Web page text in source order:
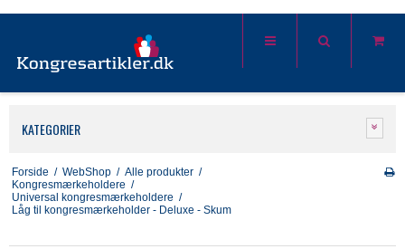
KATEGORIER
Forside / WebShop / Alle produkter /
Kongresmærkeholdere /
Universal kongresmærkeholdere /
Låg til kongresmærkeholder - Deluxe - Skum